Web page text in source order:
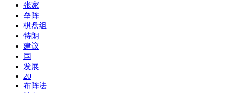
张家
垒阵
棋盘组
特朗
建议
国
发展
20
布阵法